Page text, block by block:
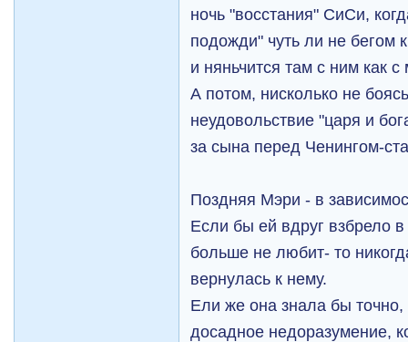
ночь "восстания" СиСи,
подожди" чуть ли не бегом
и няньчится там с ним как
А потом, нисколько не
неудовольствие "царя и
за сына перед Ченингом-
Поздняя Мэри - в
Если бы ей вдруг взбрело
больше не любит- то
вернулась к нему.
Ели же она знала бы точно,
досадное недоразумение,